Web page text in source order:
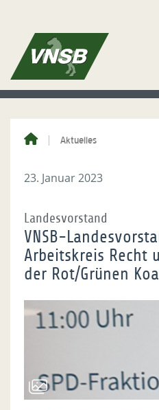
Aktuelles
23. Januar 2023
Landesvorstand
VNSB-
Arbeitskreis Recht
der Rot/Grünen